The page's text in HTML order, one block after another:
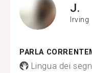
J.
Irving
PARLA
Lingua dei